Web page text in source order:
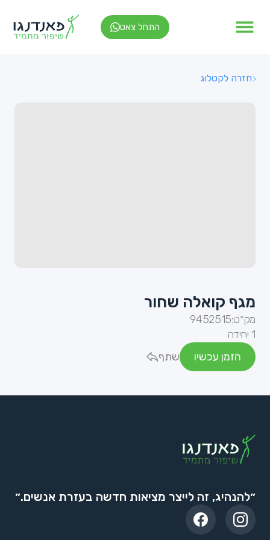
התחל צאט
חזרה לקטלוג
מגף קואלה שחור
מק״ט:9452515
1 יחידה
הזמן עכשיו
שתף
״להנהיג, זה לייצר מציאות חדשה בעזרת אנשים.״